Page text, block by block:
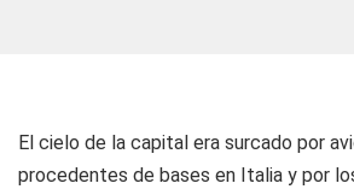
El cielo de la capital era surcado por
procedentes de bases en Italia y por